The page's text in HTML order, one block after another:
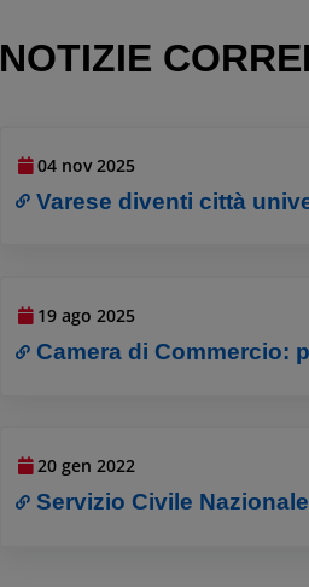
NOTIZIE
04 nov 2025
Varese diventi città
19 ago 2025
Camera di Commercio:
20 gen 2022
Servizio Civile